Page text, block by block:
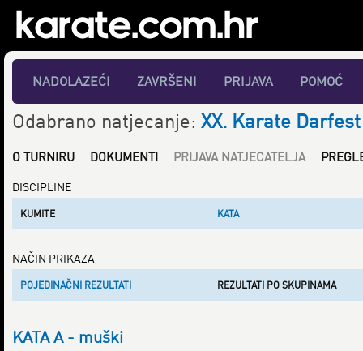
NADOLAZEĆI ZAVRŠENI PRIJAVA POMOĆ
Odabrano natjecanje: XX. Karate
O TURNIRU DOKUMENTI PRIJAVA NATJECATELJA
DISCIPLINE
KUMITE KATA
NAČIN PRIKAZA
POJEDINAČNI REZULTATI REZULTATI PO SKUPINAMA
KATA A - muški